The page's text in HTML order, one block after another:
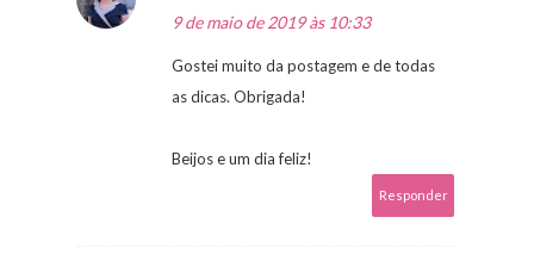
9 de maio de 2019 às 10:33
Gostei muito da postagem e de todas
as dicas. Obrigada!
Beijos e um dia feliz!
Responder